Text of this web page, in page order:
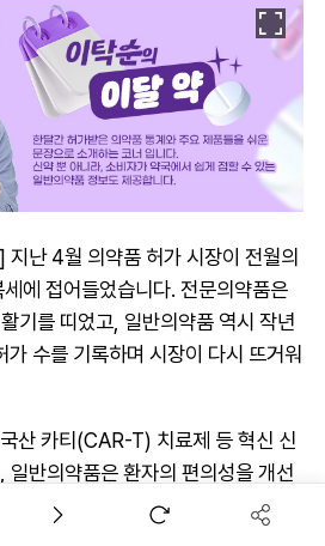
난 4월 의약품 허가 시장이 전월의
에 접어들었습니다. 전문의약품은
기를 띠었고, 일반의약품 역시 작년
가 수를 기록하며 시장이 다시 뜨거워
산 카티(CAR-T) 치료제 등 혁신 신
일반의약품은 환자의 편의성을 개선
장이 눈길을 끌었습니다.